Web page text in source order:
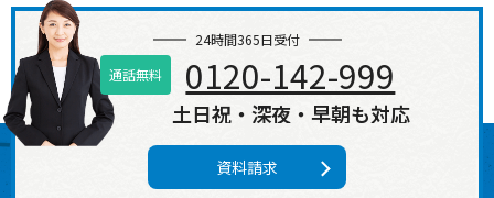
24時間365日受付
通話無料
0120-142-999
土日祝・深夜・早朝も対応
資料請求